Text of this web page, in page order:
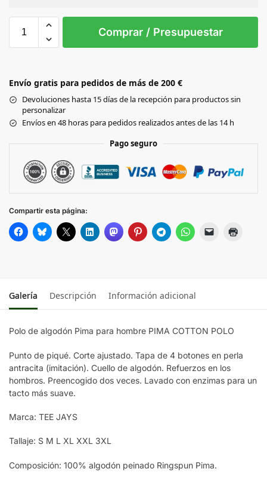
DARK
NAVY
Comprar / Presupuestar
Envío gratis para pedidos de más de 200 €
Devoluciones hasta 15 días de la recepción para productos sin
personalizar
Envíos en 48 horas para pedidos realizados antes de las 14 h
Pago seguro
Compartir esta página:
Galería Descripción Información adicional
Polo de algodón Pima para hombre PIMA COTTON POLO
Punto de piqué. Corte ajustado. Tapa de 4 botones en perla
antracita (imitación). Cuello de algodón. Refuerzos en los
hombros. Preencogido dos veces. Lavado con enzimas para un
tacto más suave.
Marca: TEE JAYS
Tallaje: S M L XL XXL 3XL
Composición: 100% algodón peinado Ringspun Pima.